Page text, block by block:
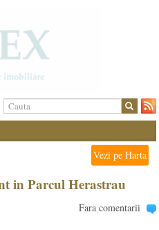
Vezi pe Harta
in Parcul Herastrau
Fara comentarii